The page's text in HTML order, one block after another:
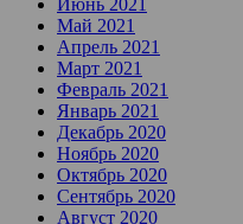
Июнь 2021
Май 2021
Апрель 2021
Март 2021
Февраль 2021
Январь 2021
Декабрь 2020
Ноябрь 2020
Октябрь 2020
Сентябрь 2020
Август 2020